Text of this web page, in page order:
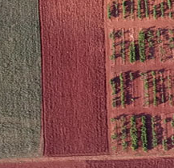
RAD U
projekta
of pesticide residues
of The Total Environment“ (